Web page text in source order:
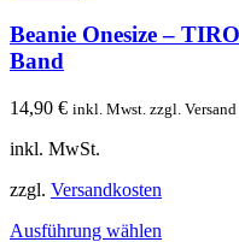
Beanie Onesize –
Band
14,90 € inkl. Mwst. zzgl. Versand
inkl. MwSt.
zzgl. Versandkosten
Ausführung wählen